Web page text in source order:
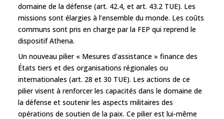
domaine de la défense (art. 42.4, et art. 43.2 TUE). Les
missions sont élargies à l’ensemble du monde. Les coûts
communs sont pris en charge par la FEP qui reprend le
dispositif Athena.
Un nouveau pilier « Mesures d'assistance » finance des
États tiers et des organisations régionales ou
internationales (art. 28 et 30 TUE). Les actions de ce
pilier visent à renforcer les capacités dans le domaine de
la défense et soutenir les aspects militaires des
opérations de soutien de la paix. Ce pilier est lui-même